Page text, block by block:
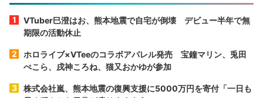
VTuber巳澄はお、熊本地震で自宅が倒壊 デビュー半年で無
期限の活動休止
ホロライブ×VTeeのコラボアパレル発売 宝鐘マリン、兎田
ぺこら、戌神ころね、猫又おかゆが参加
株式会社嵐、熊本地震の復興支援に5000万円を寄付「一日も